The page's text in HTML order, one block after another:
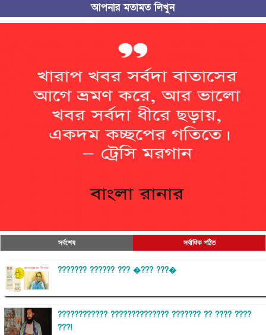
আপনার মতামত লিখুন
সর্বশেষ সর্বাধিক পঠিত
??????? ?????? ??? �??? ???�
???????????? ?????????????? ??????? ?? ???? ????
???!